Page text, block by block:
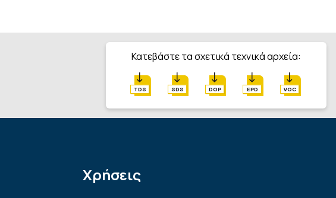
Κατεβάστε τα σχετικά τεχνικά αρχεία:
TDS SDS DOP EPD VOC
Χρήσεις